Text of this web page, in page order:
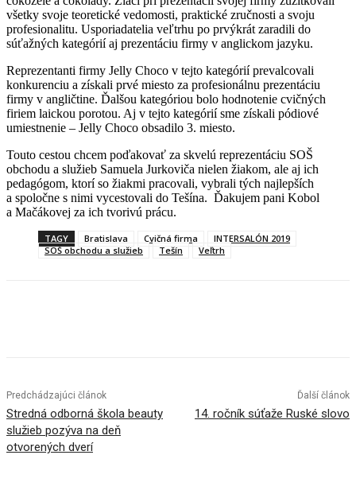
všetky svoje teoretické vedomosti, praktické zručnosti a svoju
profesionalitu. Usporiadatelia veľtrhu po prvýkrát zaradili do
súťažných kategórií aj prezentáciu firmy v anglickom jazyku.
Reprezentanti firmy Jelly Choco v tejto kategórií prevalcovali
konkurenciu a získali prvé miesto za profesionálnu prezentáciu
firmy v angličtine. Ďalšou kategóriou bolo hodnotenie cvičných
firiem laickou porotou. Aj v tejto kategórií sme získali pódiové
umiestnenie – Jelly Choco obsadilo 3. miesto.
Touto cestou chcem poďakovať za skvelú reprezentáciu SOŠ
obchodu a služieb Samuela Jurkoviča nielen žiakom, ale aj ich
pedagógom, ktorí so žiakmi pracovali, vybrali tých najlepších
a spoločne s nimi vycestovali do Tešína. Ďakujem pani Kobol
a Mačákovej za ich tvorivú prácu.
TAGY Bratislava Cvičná firma
INTERSALÓN 2019
SOŠ obchodu a služieb
Tešín Veľtrh
Predchádzajúci článok
Stredná odborná škola beauty
služieb pozýva na deň
otvorených dverí
Ďalší článok
14. ročník súťaže Ruské slovo